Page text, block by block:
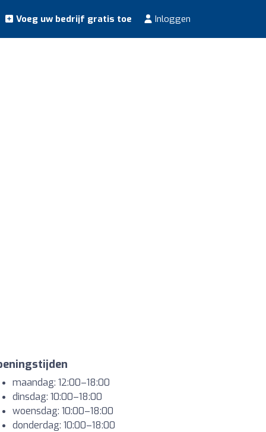
Voeg uw bedrijf gratis toe Inloggen
maandag: 12:00–18:00
dinsdag: 10:00–18:00
woensdag: 10:00–18:00
donderdag: 10:00–18:00